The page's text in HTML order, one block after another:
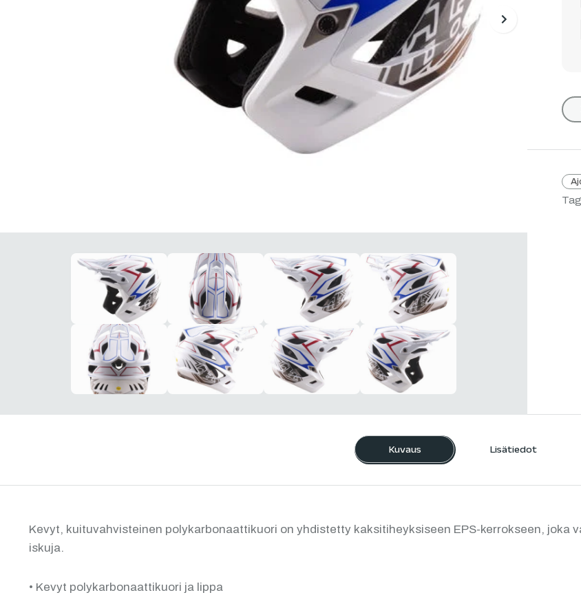
Kuvaus Lisätiedot
Kevyt, kuituvahvisteinen polykarbonaattikuori on yhdistetty kaksitiheyksiseen EPS-kerrokseen, joka
iskuja.
• Kevyt polykarbonaattikuori ja lippa